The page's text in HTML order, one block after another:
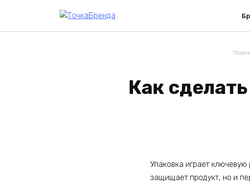
Как
Упаковка играет
защищает продукт, но и